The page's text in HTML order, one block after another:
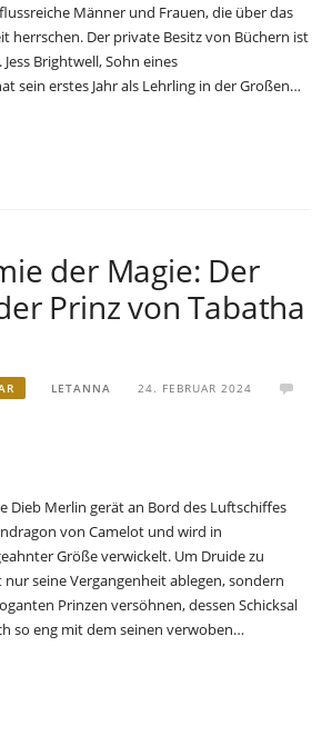
Männer und Frauen, die über das
herrschen. Der private Besitz von Büchern ist
Brightwell, Sohn eines
sein erstes Jahr als Lehrling in der Großen…
der Magie: Der
Prinz von Tabatha
LETANNA
24. FEBRUAR 2024
Dieb Merlin gerät an Bord des Luftschiffes
von Camelot und wird in
Größe verwickelt. Um Druide zu
seine Vergangenheit ablegen, sondern
Prinzen versöhnen, dessen Schicksal
so eng mit dem seinen verwoben…